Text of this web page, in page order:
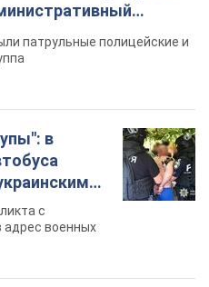
патрульные полицейские и
в
это.
с
адрес военных